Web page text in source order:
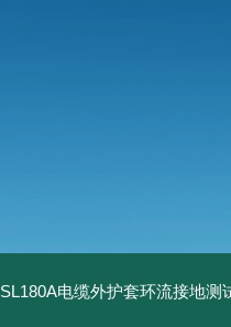
SL180A电缆外护套环流接地测